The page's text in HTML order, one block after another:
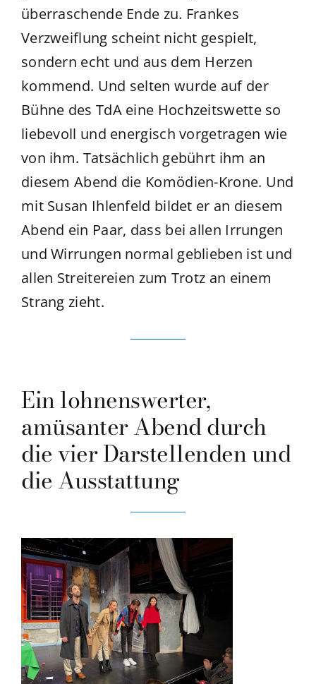
überraschende Ende zu. Frankes
Verzweiflung scheint nicht gespielt,
sondern echt und aus dem Herzen
kommend. Und selten wurde auf der
Bühne des TdA eine Hochzeitswette so
liebevoll und energisch vorgetragen wie
von ihm. Tatsächlich gebührt ihm an
diesem Abend die Komödien-Krone. Und
mit Susan Ihlenfeld bildet er an diesem
Abend ein Paar, dass bei allen Irrungen
und Wirrungen normal geblieben ist und
allen Streitereien zum Trotz an einem
Strang zieht.
Ein lohnenswerter,
amüsanter Abend durch
die vier Darstellenden und
die Ausstattung